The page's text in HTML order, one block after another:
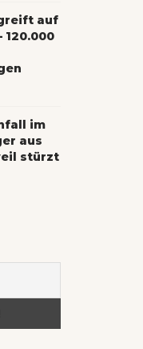
auf
120.000
im
aus
stürzt